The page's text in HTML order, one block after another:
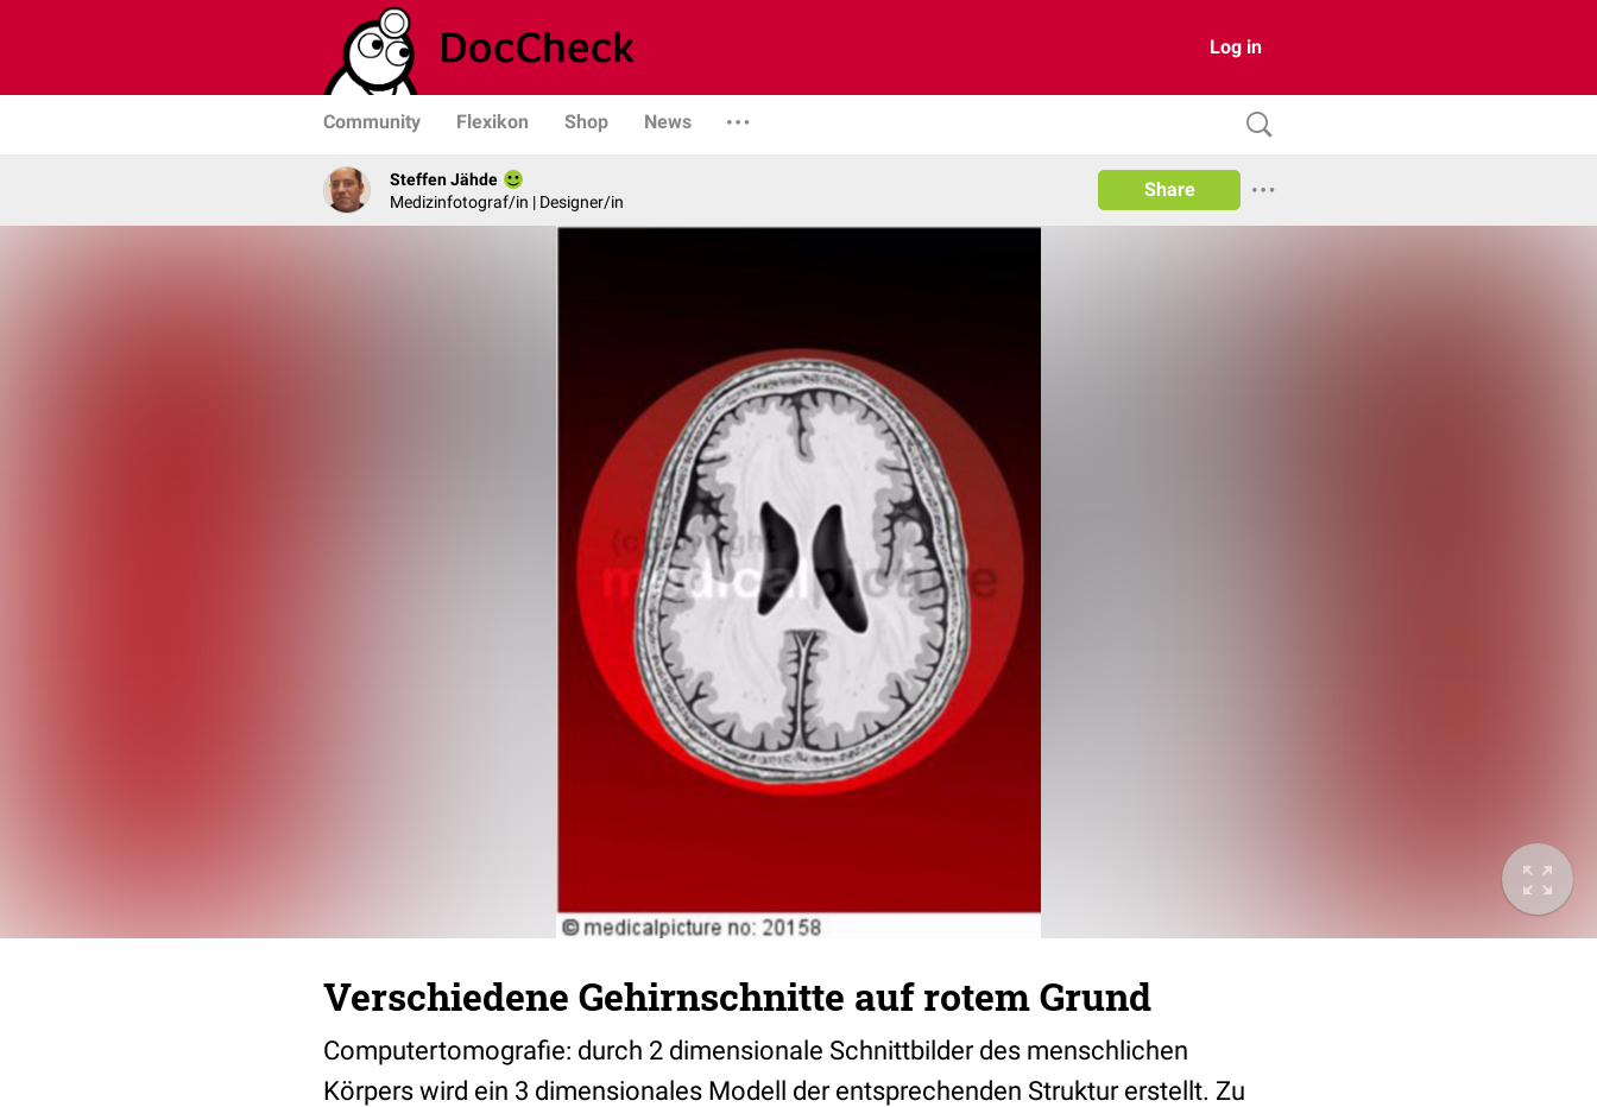
Log in
Community Flexikon Shop News
Steffen Jähde
Medizinfotograf/in | Designer/in
Share
Verschiedene Gehirnschnitte auf rotem Grund
Computertomografie: durch 2 dimensionale Schnittbilder des menschlichen
Körpers wird ein 3 dimensionales Modell der entsprechenden Struktur erstellt. Zu